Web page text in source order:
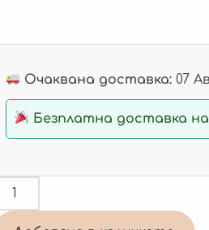
Очаквана доставка: 07
Безплатна доставка